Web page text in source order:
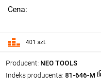
Producent: NEO TOOLS
Indeks producenta: 81-646-M
Cena:
401 szt.